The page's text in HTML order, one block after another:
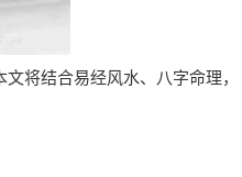
将结合易经风水、八字命理，